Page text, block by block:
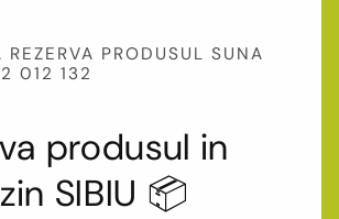
REZERVA PRODUSUL SUNA
012 132
produsul in
SIBIU 📦